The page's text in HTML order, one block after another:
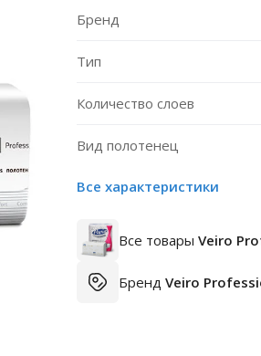
Бренд
Тип
Количество слоев
Вид полотенец
Все характеристики
Все товары Veiro
Бренд Veiro